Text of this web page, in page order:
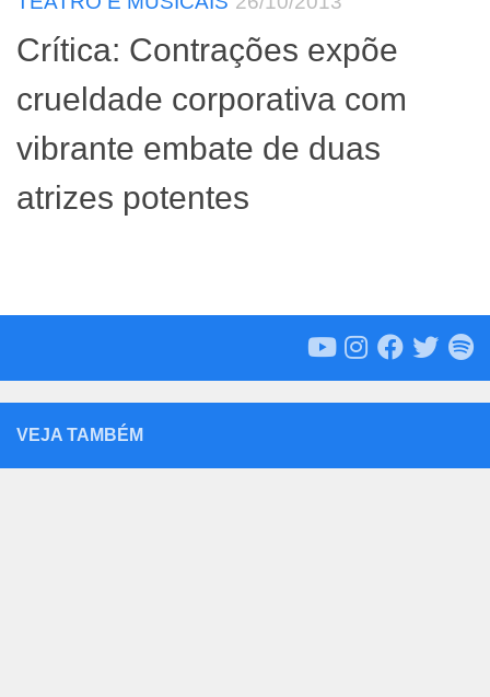
Crítica: Contrações expõe
crueldade corporativa com
vibrante embate de duas
atrizes potentes
VEJA TAMBÉM